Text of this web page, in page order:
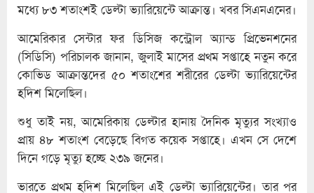
মধ্যে ৮৩ শতাংশই ডেল্টা ভ্যারিয়েন্টে আক্রান্ত। খবর সিএনএনের।
আমেরিকার সেন্টার ফর ডিসিজ কন্ট্রোল অ্যান্ড প্রিভেনশনের
(সিডিসি) পরিচালক জানান, জুলাই মাসের প্রথম সপ্তাহে নতুন করে
কোভিড আক্রান্তদের ৫০ শতাংশের শরীরের ডেল্টা ভ্যারিয়েন্টের
হদিশ মিলেছিল।
শুধু তাই নয়, আমেরিকায় ডেল্টার হানায় দৈনিক মৃত্যুর সংখ্যাও
প্রায় ৪৮ শতাংশ বেড়েছে বিগত কয়েক সপ্তাহে। এখন সে দেশে
দিনে গড়ে মৃত্যু হচ্ছে ২৩৯ জনের।
ভারতে প্রথম হদিশ মিলেছিল এই ডেল্টা ভ্যারিয়েন্টের। তার পর